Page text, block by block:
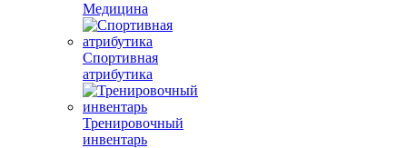
Медицина
Спортивная
атрибутика
Тренировочный
инвентарь